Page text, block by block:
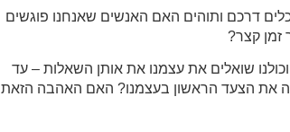
דרכם ותוהים האם האנשים שאנחנו פוגשים
זמן קצר?
שואלים את עצמנו את אותן השאלות – עד
את הצעד הראשון בעצמנו? האם האהבה הזאת